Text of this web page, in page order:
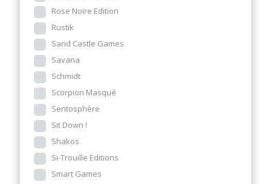
Rose Noire Edition
Rustik
Sand Castle Games
Savana
Schmidt
Scorpion Masqué
Sentosphère
Sit Down !
Shakos
Si-Trouille Editions
Smart Games